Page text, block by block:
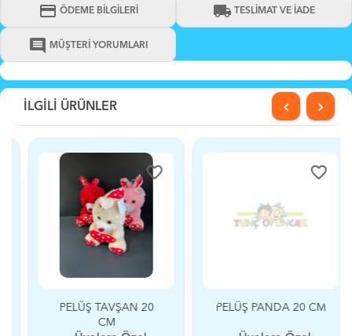
credit_card ÖDEME BİLGİLERİ local_shipping TESLİMAT VE İADE
comment MÜŞTERİ YORUMLARI
İLGİLİ ÜRÜNLER
favorite_border
PELÜŞ TAVŞAN 20
CM
favorite_border
PELÜŞ PANDA 20 CM